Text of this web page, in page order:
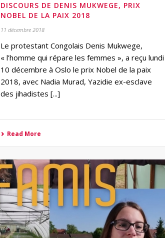
DISCOURS DE DENIS MUKWEGE, PRIX
NOBEL DE LA PAIX 2018
11 décembre 2018
Le protestant Congolais Denis Mukwege,
« l’homme qui répare les femmes », a reçu lundi
10 décembre à Oslo le prix Nobel de la paix
2018, avec Nadia Murad, Yazidie ex-esclave
des jihadistes [...]
Read More